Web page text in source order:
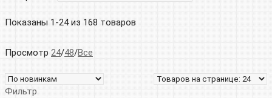
Показаны 1-24 из 168 товаров
Просмотр 24/48/Все
Фильтр